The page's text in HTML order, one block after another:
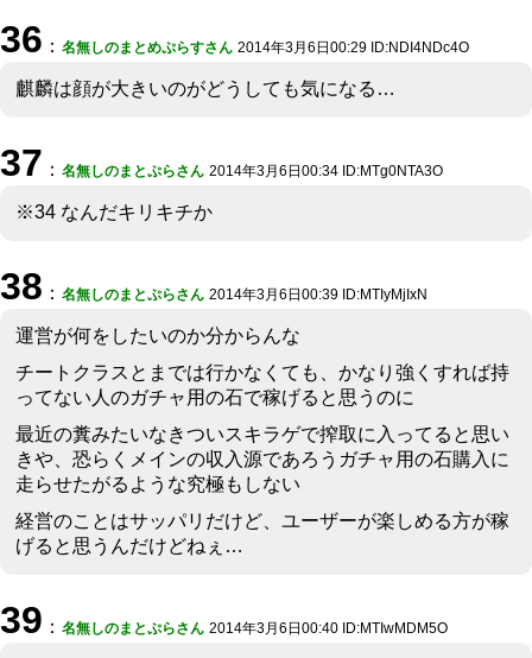
36 ： 名無しのまとめぷらすさん 2014年3月6日00:29 ID:NDI4NDc4O
麒麟は顔が大きいのがどうしても気になる…
37 ： 名無しのまとぷらさん 2014年3月6日00:34 ID:MTg0NTA3O
※34 なんだキリキチか
38 ： 名無しのまとぷらさん 2014年3月6日00:39 ID:MTIyMjIxN
運営が何をしたいのか分からんな
チートクラスとまでは行かなくても、かなり強くすれば持
ってない人のガチャ用の石で稼げると思うのに
最近の糞みたいなきついスキラゲで搾取に入ってると思い
きや、恐らくメインの収入源であろうガチャ用の石購入に
走らせたがるような究極もしない
経営のことはサッパリだけど、ユーザーが楽しめる方が稼
げると思うんだけどねぇ…
39 ： 名無しのまとぷらさん 2014年3月6日00:40 ID:MTIwMDM5O